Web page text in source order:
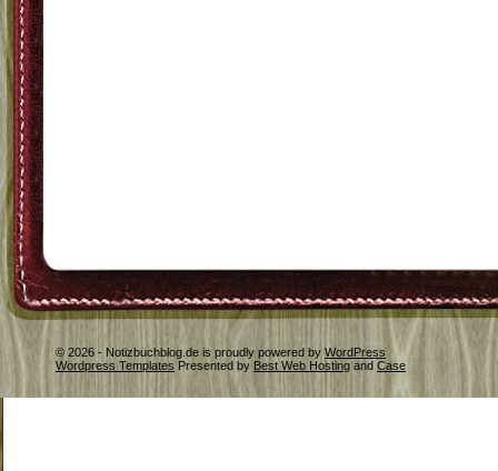
© 2026 - Notizbuchblog.de is proudly powered by WordPress
Wordpress Templates Presented by Best Web Hosting and Case